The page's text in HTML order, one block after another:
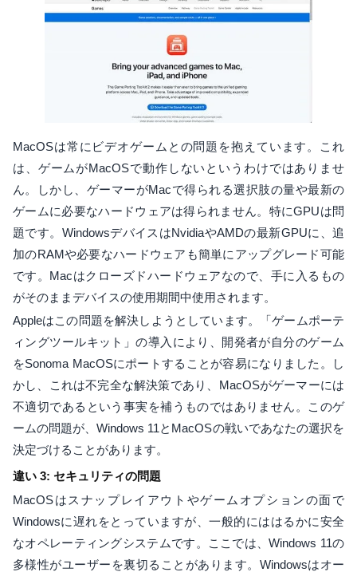
MacOSは常にビデオゲームとの問題を抱えています。これ
は、ゲームがMacOSで動作しないというわけではありませ
ん。しかし、ゲーマーがMacで得られる選択肢の量や最新の
ゲームに必要なハードウェアは得られません。特にGPUは問
題です。WindowsデバイスはNvidiaやAMDの最新GPUに、追
加のRAMや必要なハードウェアも簡単にアップグレード可能
です。Macはクローズドハードウェアなので、手に入るもの
がそのままデバイスの使用期間中使用されます。
Appleはこの問題を解決しようとしています。「ゲームポーテ
ィングツールキット」の導入により、開発者が自分のゲーム
をSonoma MacOSにポートすることが容易になりました。し
かし、これは不完全な解決策であり、MacOSがゲーマーには
不適切であるという事実を補うものではありません。このゲ
ームの問題が、Windows 11とMacOSの戦いであなたの選択を
決定づけることがあります。
違い 3: セキュリティの問題
MacOSはスナップレイアウトやゲームオプションの面で
Windowsに遅れをとっていますが、一般的にははるかに安全
なオペレーティングシステムです。ここでは、Windows 11の
多様性がユーザーを裏切ることがあります。Windowsはオー